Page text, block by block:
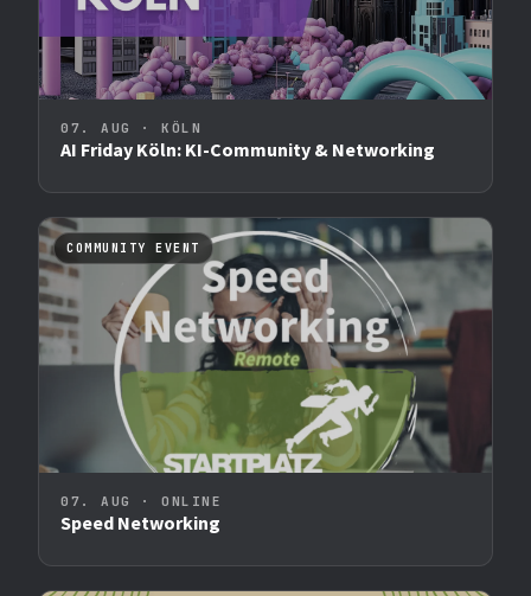
07. AUG · KÖLN
AI Friday Köln: KI-Community & Networking
COMMUNITY EVENT
07. AUG · ONLINE
Speed Networking